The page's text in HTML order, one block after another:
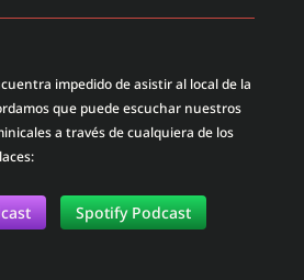
impedido de asistir al local de la
que puede escuchar nuestros
a través de cualquiera de los
Spotify Podcast